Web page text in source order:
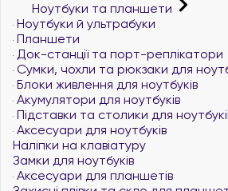
Ноутбуки та планшети
Ноутбуки й ультрабуки
Планшети
Док-станції та порт-реплікатори
Сумки, чохли та рюкзаки для
Блоки живлення для ноутбуків
Акумулятори для ноутбуків
Підставки та столики для
Аксесуари для ноутбуків
Наліпки на клавіатуру
Замки для ноутбуків
Аксесуари для планшетів